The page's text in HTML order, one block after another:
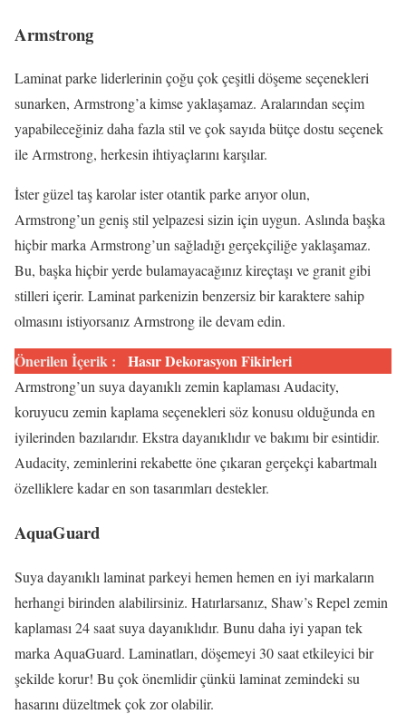
Armstrong
Laminat parke liderlerinin çoğu çok çeşitli döşeme seçenekleri
sunarken, Armstrong’a kimse yaklaşamaz. Aralarından seçim
yapabileceğiniz daha fazla stil ve çok sayıda bütçe dostu seçenek
ile Armstrong, herkesin ihtiyaçlarını karşılar.
İster güzel taş karolar ister otantik parke arıyor olun,
Armstrong’un geniş stil yelpazesi sizin için uygun. Aslında başka
hiçbir marka Armstrong’un sağladığı gerçekçiliğe yaklaşamaz.
Bu, başka hiçbir yerde bulamayacağınız kireçtaşı ve granit gibi
stilleri içerir. Laminat parkenizin benzersiz bir karaktere sahip
olmasını istiyorsanız Armstrong ile devam edin.
Önerilen İçerik : Hasır Dekorasyon Fikirleri
Armstrong’un suya dayanıklı zemin kaplaması Audacity,
koruyucu zemin kaplama seçenekleri söz konusu olduğunda en
iyilerinden bazılarıdır. Ekstra dayanıklıdır ve bakımı bir esintidir.
Audacity, zeminlerini rekabette öne çıkaran gerçekçi kabartmalı
özelliklere kadar en son tasarımları destekler.
AquaGuard
Suya dayanıklı laminat parkeyi hemen hemen en iyi markaların
herhangi birinden alabilirsiniz. Hatırlarsanız, Shaw’s Repel zemin
kaplaması 24 saat suya dayanıklıdır. Bunu daha iyi yapan tek
marka AquaGuard. Laminatları, döşemeyi 30 saat etkileyici bir
şekilde korur! Bu çok önemlidir çünkü laminat zemindeki su
hasarını düzeltmek çok zor olabilir.